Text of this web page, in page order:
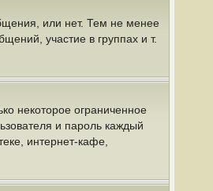
или нет. Тем не менее
участие в группах и т.
некоторое ограниченное
и пароль каждый
интернет-кафе,